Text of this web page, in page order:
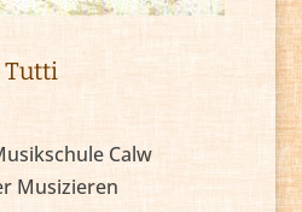
Tutti
Calw
Musizieren